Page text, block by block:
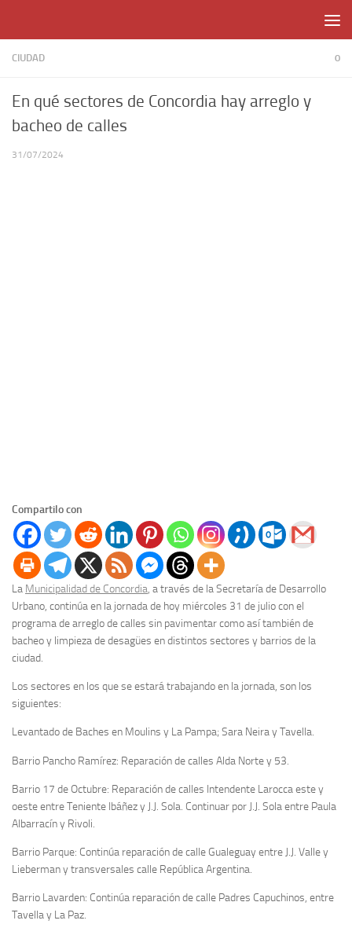
CIUDAD 0
En qué sectores de Concordia hay arreglo y
bacheo de calles
31/07/2024
Compartilo con
La Municipalidad de Concordia, a través de la Secretaría de Desarrollo
Urbano, continúa en la jornada de hoy miércoles 31 de julio con el
programa de arreglo de calles sin pavimentar como así también de
bacheo y limpieza de desagües en distintos sectores y barrios de la
ciudad.
Los sectores en los que se estará trabajando en la jornada, son los
siguientes:
Levantado de Baches en Moulins y La Pampa; Sara Neira y Tavella.
Barrio Pancho Ramírez: Reparación de calles Alda Norte y 53.
Barrio 17 de Octubre: Reparación de calles Intendente Larocca este y
oeste entre Teniente Ibáñez y J.J. Sola. Continuar por J.J. Sola entre Paula
Albarracín y Rivoli.
Barrio Parque: Continúa reparación de calle Gualeguay entre J.J. Valle y
Lieberman y transversales calle República Argentina.
Barrio Lavarden: Continúa reparación de calle Padres Capuchinos, entre
Tavella y La Paz.